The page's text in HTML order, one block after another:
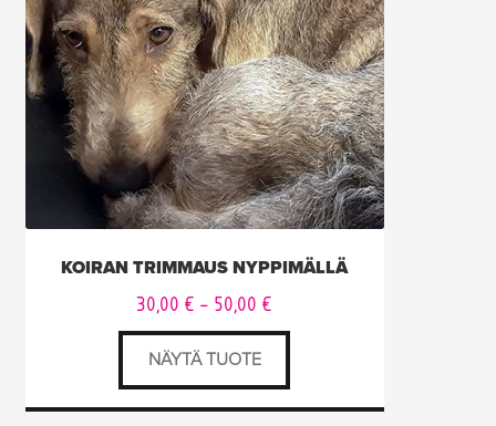
KOIRAN TRIMMAUS NYPPIMÄLLÄ
30,00 € – 50,00 €
30,00 €
50,00 €
NÄYTÄ TUOTE
Voit
tehdä
valinnat
tuotteen
sivulla.